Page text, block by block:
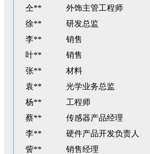
仝** 外饰主管工程师
徐**
研发总监
李**
销售
叶**
销售
张**
材料
袁**
光学业务总监
杨**
工程师
蔡**
传感器产品经理
李**
硬件产品开发负责人
訾**
销售经理